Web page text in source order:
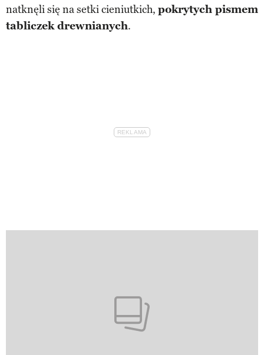
natknęli się na setki cieniutkich, pokrytych pismem
tabliczek drewnianych.